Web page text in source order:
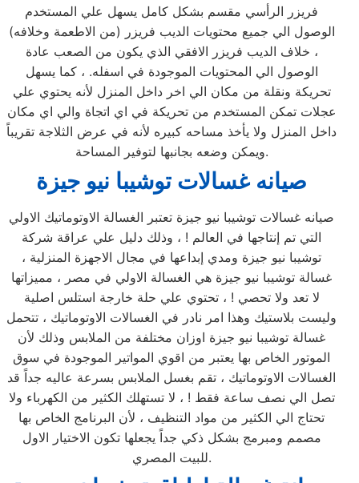
فريزر الرأسي مقسم بشكل كامل يسهل علي المستخدم
الوصول الي جميع محتويات الديب فريزر (من الاطعمة وخلافه)
، خلاف الديب فريزر الافقي الذي يكون من الصعب عادة
الوصول الي المحتويات الموجودة في اسفله. ، كما يسهل
تحريكة ونقلة من مكان الي اخر داخل المنزل لأنه يحتوي علي
عجلات تمكن المستخدم من تحريكة في اي اتجاة والي اي مكان
داخل المنزل ولا يأخذ مساحه كبيره لأنه في عرض الثلاجة تقريباً
ويمكن وضعه بجانبها لتوفير المساحة.
صيانه غسالات توشيبا نيو جيزة
صيانه غسالات توشيبا نيو جيزة تعتبر الغسالة الاوتوماتيك الاولي
التي تم إنتاجها في العالم ! ، وذلك دليل علي عراقة شركة
توشيبا نيو جيزة ومدي إبداعها في مجال الاجهزة المنزلية ،
غسالة توشيبا نيو جيزة هي الغسالة الاولي في مصر ، مميزاتها
لا تعد ولا تحصي ! ، تحتوي علي حلة خارجة استلس اصلية
وليست بلاستيك وهذا امر نادر في الغسالات الاوتوماتيك ، تتحمل
غسالة توشيبا نيو جيزة اوزان مختلفة من الملابس وذلك لأن
الموتور الخاص بها يعتبر من اقوي المواتير الموجودة في سوق
الغسالات الاوتوماتيك ، تقم بغسل الملابس بسرعة عاليه جداً قد
تصل الي نصف ساعة فقط ! ، لا تستهلك الكثير من الكهرباء ولا
تحتاج الي الكثير من مواد التنظيف ، لأن البرنامج الخاص بها
مصمم ومبرمج بشكل ذكي جداً يجعلها تكون الاختيار الاول
للبيت المصري.